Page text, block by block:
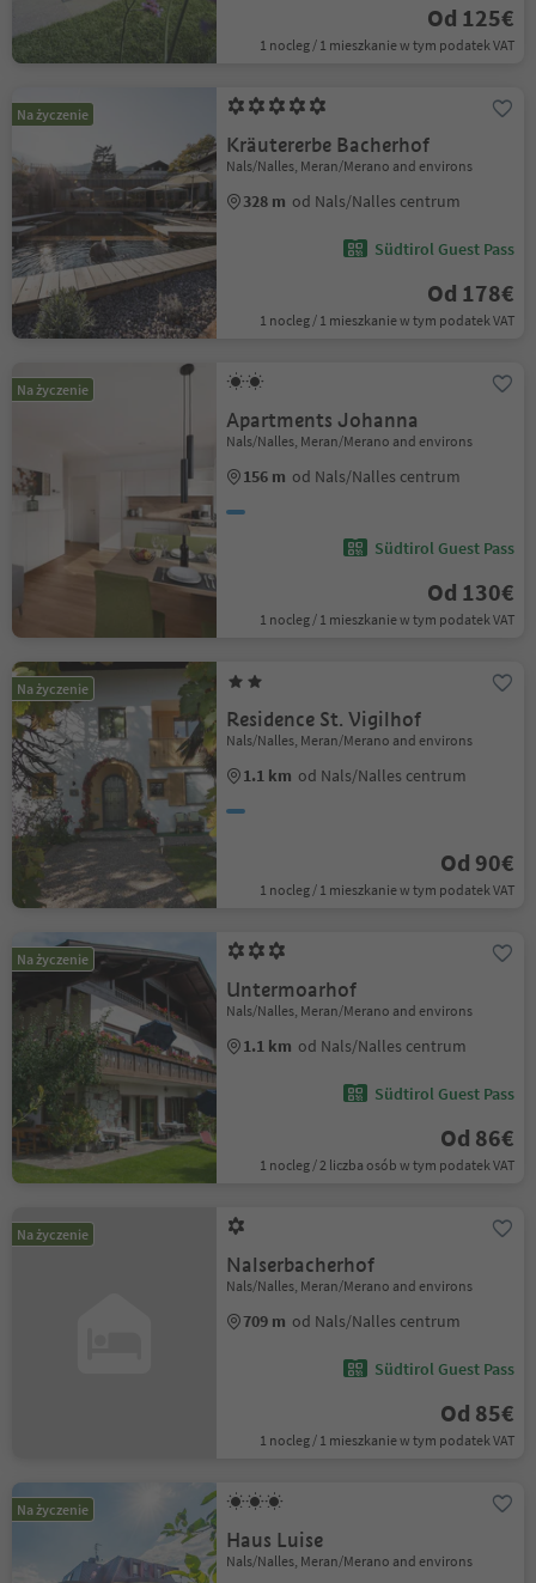
Od 125€
1 nocleg / 1 mieszkanie w tym podatek VAT
Na życzenie
Kräutererbe Bacherhof
Nals/Nalles, Meran/Merano and environs
328 m od Nals/Nalles centrum
Südtirol Guest Pass
Od 178€
1 nocleg / 1 mieszkanie w tym podatek VAT
Na życzenie
Apartments Johanna
Nals/Nalles, Meran/Merano and environs
156 m od Nals/Nalles centrum
Südtirol Guest Pass
Od 130€
1 nocleg / 1 mieszkanie w tym podatek VAT
Na życzenie
Residence St. Vigilhof
Nals/Nalles, Meran/Merano and environs
1.1 km od Nals/Nalles centrum
Od 90€
1 nocleg / 1 mieszkanie w tym podatek VAT
Na życzenie
Untermoarhof
Nals/Nalles, Meran/Merano and environs
1.1 km od Nals/Nalles centrum
Südtirol Guest Pass
Od 86€
1 nocleg / 2 liczba osób w tym podatek VAT
Na życzenie
Nalserbacherhof
Nals/Nalles, Meran/Merano and environs
709 m od Nals/Nalles centrum
Südtirol Guest Pass
Od 85€
1 nocleg / 1 mieszkanie w tym podatek VAT
Na życzenie
Haus Luise
Nals/Nalles, Meran/Merano and environs